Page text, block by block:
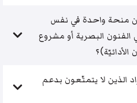
منحة واحدة في نفس
البصرية أو مشروع
الذين لا يتمتّعون بدعم